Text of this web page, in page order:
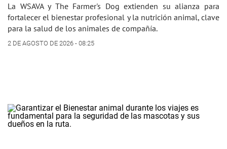
La WSAVA y The Farmer's Dog extienden su alianza para
fortalecer el bienestar profesional y la nutrición animal, clave
para la salud de los animales de compañía.
2 DE AGOSTO DE 2026 - 08:25